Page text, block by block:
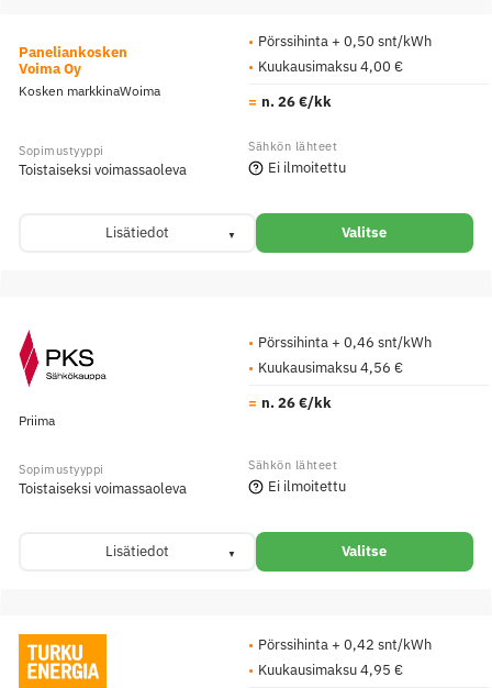
Paneliankosken
Voima Oy
Kosken markkinaWoima
Pörssihinta + 0,50 snt/kWh
Kuukausimaksu 4,00 €
n. 26 €/kk
Toistaiseksi voimassaoleva Ei ilmoitettu
Lisätiedot Valitse
Priima
Pörssihinta + 0,46 snt/kWh
Kuukausimaksu 4,56 €
n. 26 €/kk
Toistaiseksi voimassaoleva Ei ilmoitettu
Lisätiedot Valitse
Pörssihinta + 0,42 snt/kWh
Kuukausimaksu 4,95 €